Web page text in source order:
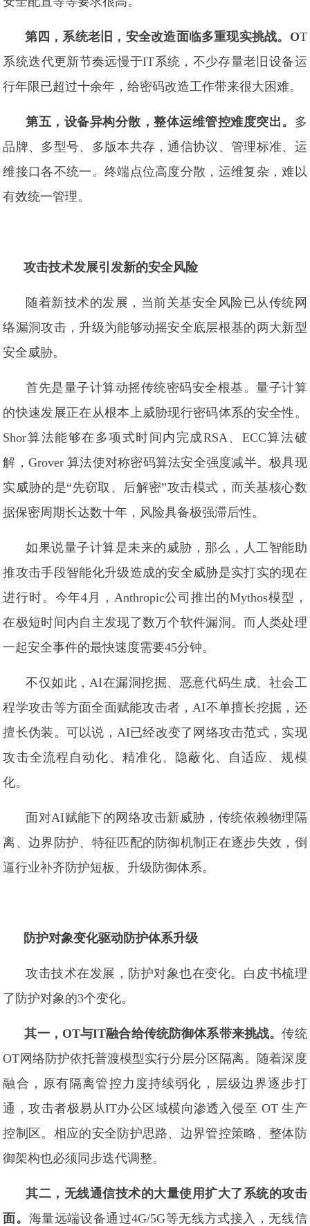
第四，系统老旧，安全改造面临多重现实挑战。OT
系统迭代更新节奏远慢于IT系统，不少存量老旧设备运
行年限已超过十余年，给密码改造工作带来很大困难。
第五，设备异构分散，整体运维管控难度突出。 多
品牌、多型号、多版本共存，通信协议、管理标准、运
维接口各不统一。终端点位高度分散，运维复杂，难以
有效统一管理。
攻击技术发展引发新的安全风险
随着新技术的发展，当前关基安全风险已从传统网
络漏洞攻击，升级为能够动摇安全底层根基的两大新型
安全威胁。
首先是量子计算动摇传统密码安全根基。量子计算
的快速发展正在从根本上威胁现行密码体系的安全性。
Shor算法能够在多项式时间内完成RSA、ECC算法破
解，Grover 算法使对称密码算法安全强度减半。极具现
实威胁的是“先窃取、后解密”攻击模式，而关基核心数
据保密周期长达数十年，风险具备极强滞后性。
如果说量子计算是未来的威胁，那么，人工智能助
推攻击手段智能化升级造成的安全威胁是实打实的现在
进行时。今年4月，Anthropic公司推出的Mythos模型，
在极短时间内自主发现了数万个软件漏洞。而人类处理
一起安全事件的最快速度需要45分钟。
不仅如此，AI在漏洞挖掘、恶意代码生成、社会工
程学攻击等方面全面赋能攻击者，AI不单擅长挖掘，还
擅长伪装。可以说，AI已经改变了网络攻击范式，实现
攻击全流程自动化、精准化、隐蔽化、自适应、规模
化。
面对AI赋能下的网络攻击新威胁，传统依赖物理隔
离、边界防护、特征匹配的防御机制正在逐步失效，倒
逼行业补齐防护短板、升级防御体系。
防护对象变化驱动防护体系升级
攻击技术在发展，防护对象也在变化。白皮书梳理
了防护对象的3个变化。
其一，OT与IT融合给传统防御体系带来挑战。传统
OT网络防护依托普渡模型实行分层分区隔离。随着深度
融合，原有隔离管控力度持续弱化，层级边界逐步打
通，攻击者极易从IT办公区域横向渗透入侵至 OT 生产
控制区。相应的安全防护思路、边界管控策略、整体防
御架构也必须同步迭代调整。
其二，无线通信技术的大量使用扩大了系统的攻击
面。 海量远端设备通过4G/5G等无线方式接入，无线信